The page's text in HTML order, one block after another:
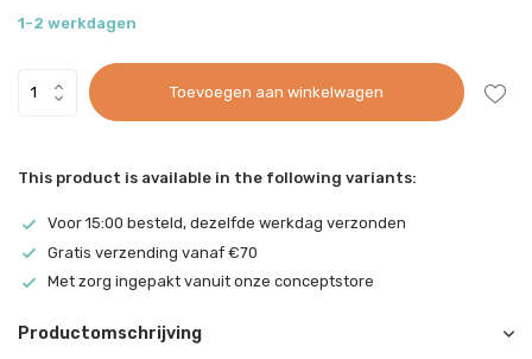
1-2 werkdagen
Toevoegen aan winkelwagen
This product is available in the following variants:
Voor 15:00 besteld, dezelfde werkdag verzonden
Gratis verzending vanaf €70
Met zorg ingepakt vanuit onze conceptstore
Productomschrijving